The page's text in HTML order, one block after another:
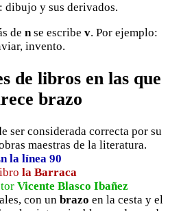
dibujo y sus derivados.
de nse escribe v. Por ejemplo:
invento.
de libros en las que
brazo
ser considerada correcta por su
maestras de la literatura.
la línea 90
la Barraca
Vicente Blasco Ibañez
con un brazo en la cesta y el